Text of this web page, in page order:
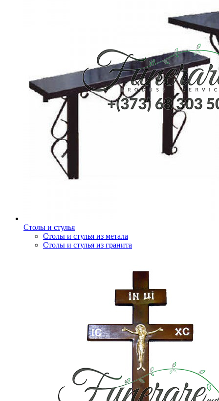
Столы и стулья
Столы и стулья из метала
Столы и стулья из гранита